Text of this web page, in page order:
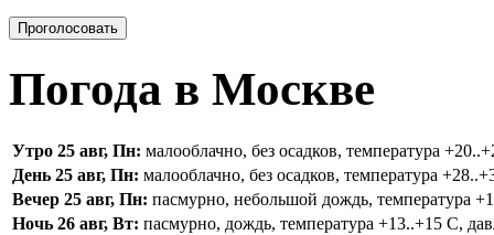
Погода в Москве
Утро 25 авг, Пн: малооблачно, без осадков, температура
День 25 авг, Пн: малооблачно, без осадков, температура
Вечер 25 авг, Пн: пасмурно, небольшой дождь, температура
Ночь 26 авг, Вт: пасмурно, дождь, температура +13..+15 С,